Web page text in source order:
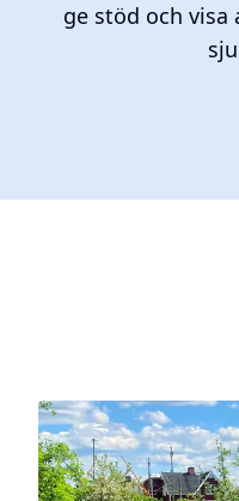
ge stöd och